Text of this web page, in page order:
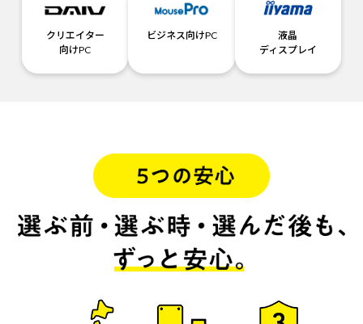
クリエイター
向けPC
ビジネス向けPC
液晶
ディスプレイ